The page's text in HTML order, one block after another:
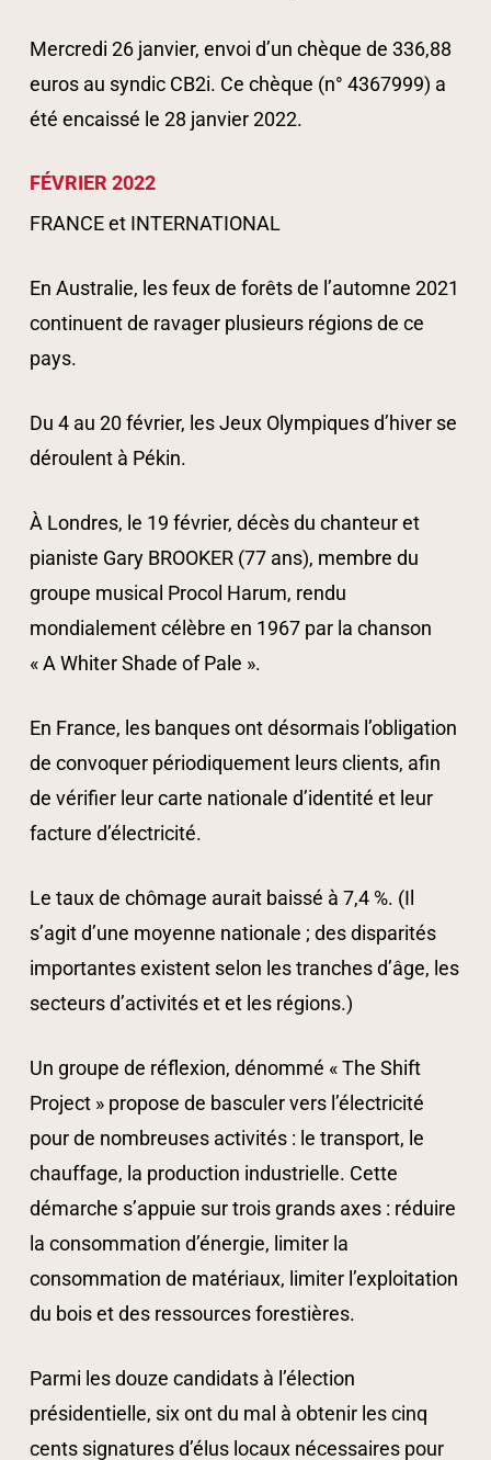
Mercredi 26 janvier, envoi d’un chèque de 336,88
euros au syndic CB2i. Ce chèque (n° 4367999) a
été encaissé le 28 janvier 2022.
FÉVRIER 2022
FRANCE et INTERNATIONAL
En Australie, les feux de forêts de l’automne 2021
continuent de ravager plusieurs régions de ce
pays.
Du 4 au 20 février, les Jeux Olympiques d’hiver se
déroulent à Pékin.
À Londres, le 19 février, décès du chanteur et
pianiste Gary BROOKER (77 ans), membre du
groupe musical Procol Harum, rendu
mondialement célèbre en 1967 par la chanson
« A Whiter Shade of Pale ».
En France, les banques ont désormais l’obligation
de convoquer périodiquement leurs clients, afin
de vérifier leur carte nationale d’identité et leur
facture d’électricité.
Le taux de chômage aurait baissé à 7,4 %. (Il
s’agit d’une moyenne nationale ; des disparités
importantes existent selon les tranches d’âge, les
secteurs d’activités et et les régions.)
Un groupe de réflexion, dénommé « The Shift
Project » propose de basculer vers l’électricité
pour de nombreuses activités : le transport, le
chauffage, la production industrielle. Cette
démarche s’appuie sur trois grands axes : réduire
la consommation d’énergie, limiter la
consommation de matériaux, limiter l’exploitation
du bois et des ressources forestières.
Parmi les douze candidats à l’élection
présidentielle, six ont du mal à obtenir les cinq
cents signatures d’élus locaux nécessaires pour